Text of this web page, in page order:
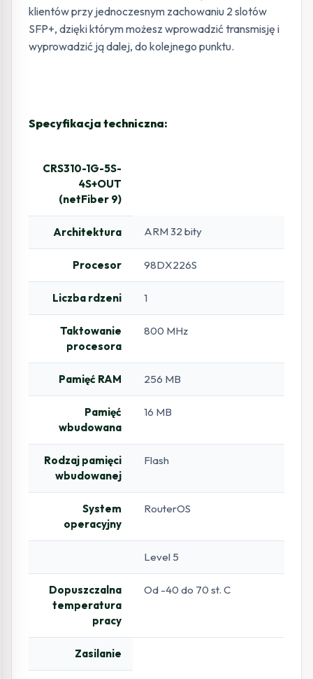
klientów przy jednoczesnym zachowaniu 2 slotów
SFP+, dzięki którym możesz wprowadzić transmisję i
wyprowadzić ją dalej, do kolejnego punktu.
Specyfikacja techniczna:
CRS310-1G-5S-
4S+OUT
(netFiber 9)
Architektura ARM 32 bity
Procesor 98DX226S
Liczba rdzeni 1
Taktowanie
procesora
800 MHz
Pamięć RAM 256 MB
Pamięć
wbudowana
16 MB
Rodzaj pamięci
wbudowanej
Flash
System
operacyjny
RouterOS
Level 5
Dopuszczalna
temperatura
pracy
Od -40 do 70 st. C
Zasilanie